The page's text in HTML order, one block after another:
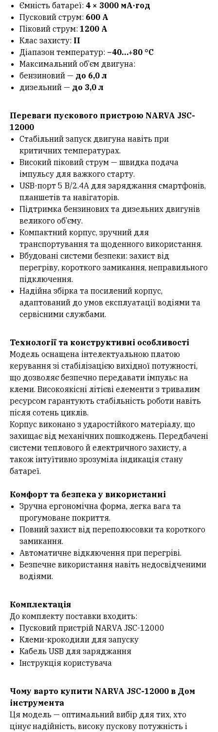
Ємність батареї: 4 × 3000 мА·год
Пусковий струм: 600 А
Піковий струм: 1200 А
Клас захисту: II
Діапазон температур: –40…+80 °C
Максимальний об’єм двигуна:
бензиновий — до 6,0 л
дизельний — до 3,0 л
Переваги пускового пристрою NARVA JSC-
12000
Стабільний запуск двигуна навіть при
критичних температурах.
Високий піковий струм — швидка подача
імпульсу для важкого старту.
USB-порт 5 В/2.4А для заряджання смартфонів,
планшетів та навігаторів.
Підтримка бензинових та дизельних двигунів
великого об’єму.
Компактний корпус, зручний для
транспортування та щоденного використання.
Вбудовані системи безпеки: захист від
перегріву, короткого замикання, неправильного
підключення.
Надійна збірка та посилений корпус,
адаптований до умов експлуатації водіями та
сервісними службами.
Технології та конструктивні особливості
Модель оснащена інтелектуальною платою
керування зі стабілізацією вихідної потужності,
що дозволяє безпечно передавати імпульс на
клеми. Високоякісні літієві елементи з тривалим
ресурсом гарантують стабільність роботи навіть
після сотень циклів.
Корпус виконано з ударостійкого матеріалу, що
захищає від механічних пошкоджень. Передбачені
системи теплового й електричного захисту, а
також інтуїтивно зрозуміла індикація стану
батареї.
Комфорт та безпека у використанні
Зручна ергономічна форма, легка вага та
прогумоване покриття.
Повний захист від переполюсовки та короткого
замикання.
Автоматичне відключення при перегріві.
Безпечне використання навіть недосвідченими
водіями.
Комплектація
До комплекту поставки входить:
Пусковий пристрій NARVA JSC-12000
Клеми-крокодили для запуску
Кабель USB для заряджання
Інструкція користувача
Чому варто купити NARVA JSC-12000 в Дом
інструмента
Ця модель — оптимальний вибір для тих, хто
цінує надійність, високу пускову потужність і